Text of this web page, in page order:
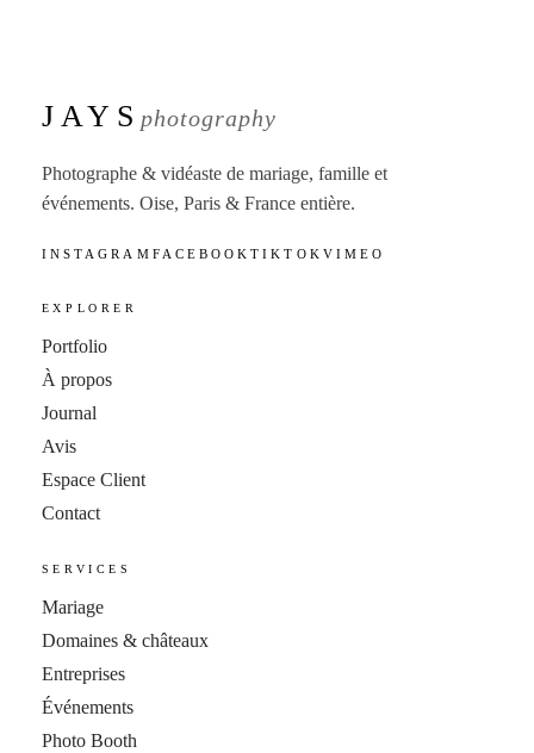
JAYS photography
Photographe & vidéaste de mariage, famille et
événements. Oise, Paris & France entière.
INSTAGRAM FACEBOOKTIKTOK VIMEO
EXPLORER
Portfolio
À propos
Journal
Avis
Espace Client
Contact
SERVICES
Mariage
Domaines & châteaux
Entreprises
Événements
Photo Booth